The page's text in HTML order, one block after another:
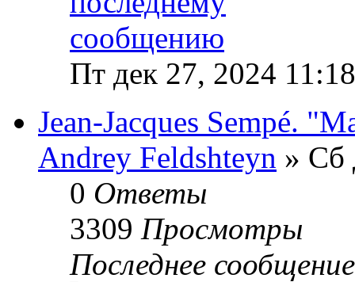
Пт дек 27, 2024
Jean-Jacques Sempé.
Andrey Feldshteyn » Сб
0 Ответы
3309 Просмотры
Последнее